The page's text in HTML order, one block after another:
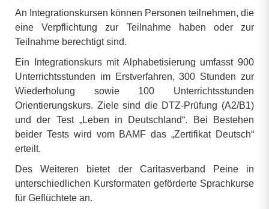
An Integrationskursen können Personen teilnehmen, die
eine Verpflichtung zur Teilnahme haben oder zur
Teilnahme berechtigt sind.
Ein Integrationskurs mit Alphabetisierung umfasst 900
Unterrichtsstunden im Erstverfahren, 300 Stunden zur
Wiederholung sowie 100 Unterrichtsstunden
Orientierungskurs. Ziele sind die DTZ-Prüfung (A2/B1)
und der Test „Leben in Deutschland“. Bei Bestehen
beider Tests wird vom BAMF das „Zertifikat Deutsch“
erteilt.
Des Weiteren bietet der Caritasverband Peine in
unterschiedlichen Kursformaten geförderte Sprachkurse
für Geflüchtete an.